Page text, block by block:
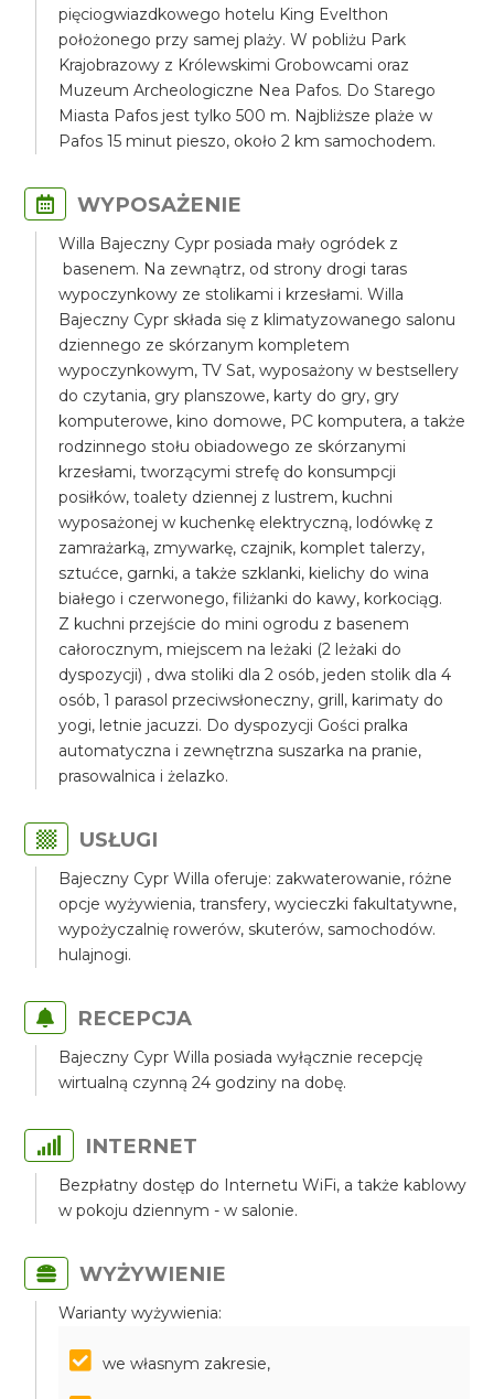
pięciogwiazdkowego hotelu King Evelthon
położonego przy samej plaży. W pobliżu Park
Krajobrazowy z Królewskimi Grobowcami oraz
Muzeum Archeologiczne Nea Pafos. Do Starego
Miasta Pafos jest tylko 500 m. Najbliższe plaże w
Pafos 15 minut pieszo, około 2 km samochodem.
WYPOSAŻENIE
Willa Bajeczny Cypr posiada mały ogródek z
basenem. Na zewnątrz, od strony drogi taras
wypoczynkowy ze stolikami i krzesłami. Willa
Bajeczny Cypr składa się z klimatyzowanego salonu
dziennego ze skórzanym kompletem
wypoczynkowym, TV Sat, wyposażony w bestsellery
do czytania, gry planszowe, karty do gry, gry
komputerowe, kino domowe, PC komputera, a także
rodzinnego stołu obiadowego ze skórzanymi
krzesłami, tworzącymi strefę do konsumpcji
posiłków, toalety dziennej z lustrem, kuchni
wyposażonej w kuchenkę elektryczną, lodówkę z
zamrażarką, zmywarkę, czajnik, komplet talerzy,
sztućce, garnki, a także szklanki, kielichy do wina
białego i czerwonego, filiżanki do kawy, korkociąg.
Z kuchni przejście do mini ogrodu z basenem
całorocznym, miejscem na leżaki (2 leżaki do
dyspozycji) , dwa stoliki dla 2 osób, jeden stolik dla 4
osób, 1 parasol przeciwsłoneczny, grill, karimaty do
yogi, letnie jacuzzi. Do dyspozycji Gości pralka
automatyczna i zewnętrzna suszarka na pranie,
prasowalnica i żelazko.
USŁUGI
Bajeczny Cypr Willa oferuje: zakwaterowanie, różne
opcje wyżywienia, transfery, wycieczki fakultatywne,
wypożyczalnię rowerów, skuterów, samochodów.
hulajnogi.
RECEPCJA
Bajeczny Cypr Willa posiada wyłącznie recepcję
wirtualną czynną 24 godziny na dobę.
INTERNET
Bezpłatny dostęp do Internetu WiFi, a także kablowy
w pokoju dziennym - w salonie.
WYŻYWIENIE
Warianty wyżywienia:
we własnym zakresie,